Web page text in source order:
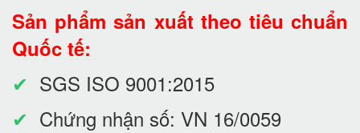
Sản phẩm sản xuất theo tiêu chuẩn
Quốc tế:
✔ SGS ISO 9001:2015
✔ Chứng nhận số: VN 16/0059